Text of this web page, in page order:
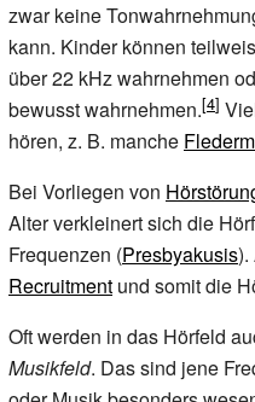
zwar keine
kann. Kinder können
über 22 kHz wahrnehmen
bewusst wahrnehmen.
hören, z. B. manche
Bei Vorliegen von
Alter verkleinert sich die
Frequenzen (Presbyakusis).
Recruitment und somit die
Oft werden in das Hörfeld
Musikfeld. Das sind jene